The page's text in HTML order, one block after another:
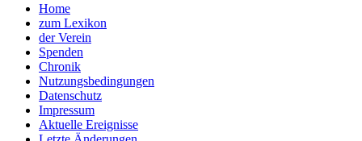
Home
zum Lexikon
der Verein
Spenden
Chronik
Nutzungsbedingungen
Datenschutz
Impressum
Aktuelle Ereignisse